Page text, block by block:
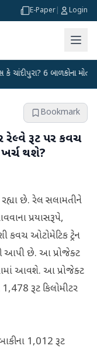
E-Paper Login
6 બાળકોના મોતથી ફફડાટ
Bookmark
રેલ્વે રૂટ પર કવચ
થશે?
છે. રેલ સલામતીને
પ્રયાસરૂપે,
કવચ ઓટોમેટિક ટ્રેન
આપી છે. આ પ્રોજેક્ટ
આવશે. આ પ્રોજેક્ટ
રૂટ કિલોમીટર
1,012 રૂટ